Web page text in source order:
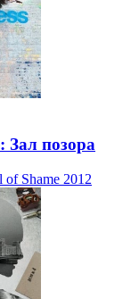
Зал позора
of Shame 2012